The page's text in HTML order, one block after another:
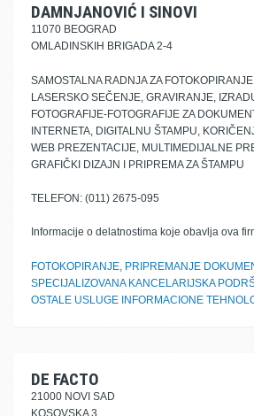
DAMNJANOVIĆ I SINOVI
11070 BEOGRAD
OMLADINSKIH BRIGADA 2-4
SAMOSTALNA RADNJA ZA
LASERSKO SEČENJE, GRAVIRANJE,
FOTOGRAFIJE-FOTOGRAFIJE ZA
INTERNETA, DIGITALNU ŠTAMPU,
WEB PREZENTACIJE, MULTIMEDIJALNE
GRAFIČKI DIZAJN I PRIPREMA ZA ŠTAMPU
TELEFON: (011) 2675-095
Informacije o delatnostima koje obavlja ova
FOTOKOPIRANJE, PRIPREMANJE
SPECIJALIZOVANA KANCELARIJSKA
OSTALE USLUGE INFORMACIONE
DE FACTO
21000 NOVI SAD
KOSOVSKA 3